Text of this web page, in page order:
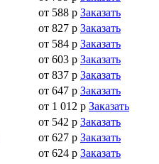
от 588 р Заказать
от 827 р Заказать
от 584 р Заказать
от 603 р Заказать
от 837 р Заказать
от 647 р Заказать
от 1 012 р Заказать
от 542 р Заказать
от 627 р Заказать
от 624 р Заказать